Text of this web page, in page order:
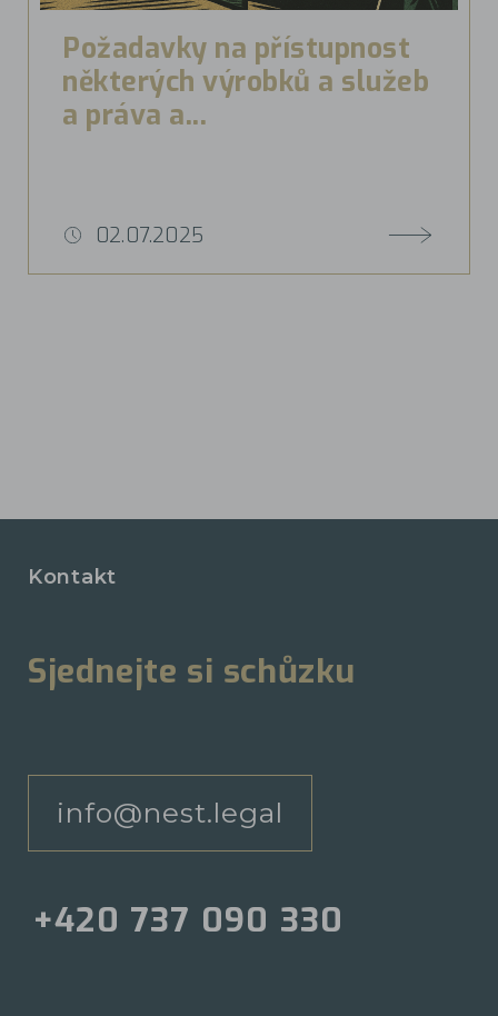
Požadavky na přístupnost
některých výrobků a služeb
a práva a...
02.07.2025
Kontakt
Sjednejte si schůzku
info@nest.legal
+420 737 090 330